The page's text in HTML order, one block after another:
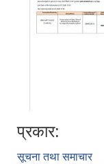
प्रकार:
सूचना तथा समाचार